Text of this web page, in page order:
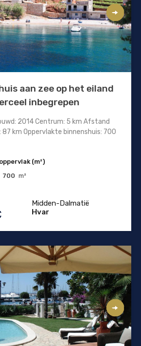
aan zee op het eiland
inbegrepen
2014 Centrum: 5 km Afstand
km Oppervlakte binnenshuis: 700
(m²)
700 m²
Midden-Dalmatië
Hvar